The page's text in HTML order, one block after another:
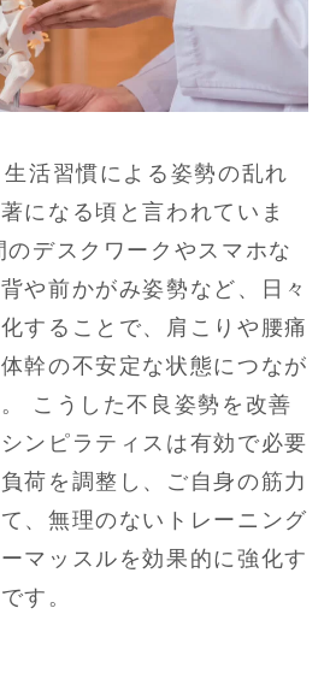
活習慣による姿勢の乱れ
になる頃と言われていま
デスクワークやスマホな
や前かがみ姿勢など、日々
することで、肩こりや腰痛
幹の不安定な状態につなが
こうした不良姿勢を改善
ンピラティスは有効で必要
荷を調整し、ご自身の筋力
、無理のないトレーニング
マッスルを効果的に強化す
す。